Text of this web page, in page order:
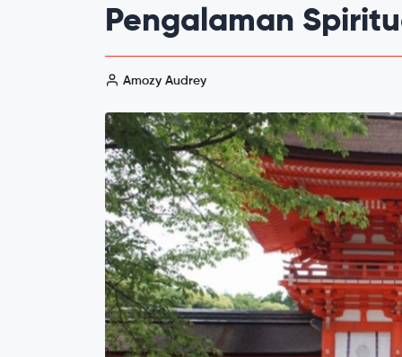
Pengalaman
Amozy Audrey